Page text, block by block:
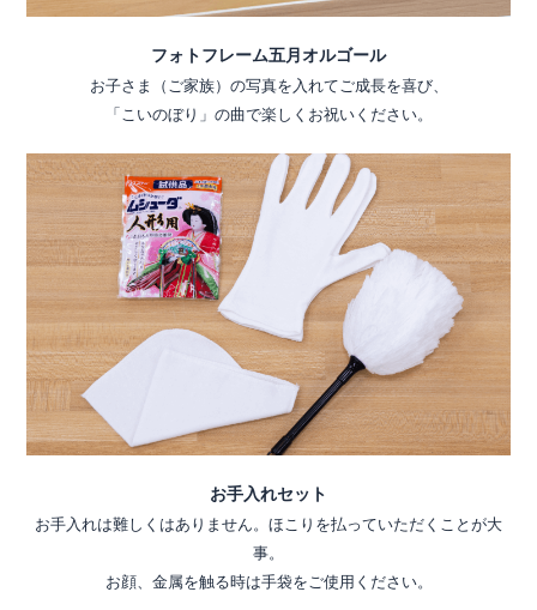
フォトフレーム五月オルゴール
お子さま（ご家族）の写真を入れてご成長を喜び、
「こいのぼり」の曲で楽しくお祝いください。
お手入れセット
お手入れは難しくはありません。ほこりを払っていただくことが大
事。
お顔、金属を触る時は手袋をご使用ください。